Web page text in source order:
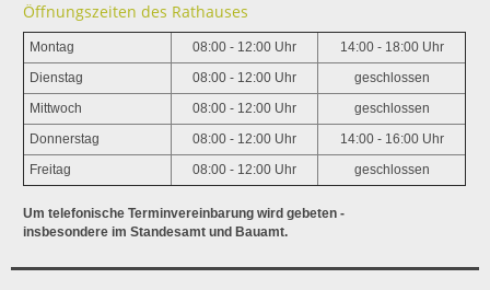
Öffnungszeiten des Rathauses
Montag 08:00 - 12:00 Uhr 14:00 - 18:00 Uhr
Dienstag 08:00 - 12:00 Uhr geschlossen
Mittwoch 08:00 - 12:00 Uhr geschlossen
Donnerstag 08:00 - 12:00 Uhr 14:00 - 16:00 Uhr
Freitag 08:00 - 12:00 Uhr geschlossen
Um telefonische Terminvereinbarung wird gebeten -
insbesondere im Standesamt und Bauamt.